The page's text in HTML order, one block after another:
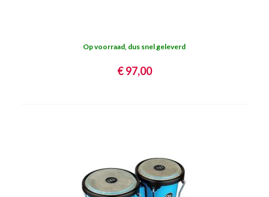
Op voorraad, dus snel geleverd
€ 97,00